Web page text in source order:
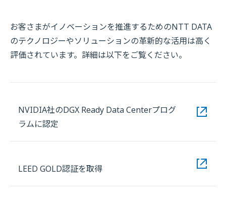
お客さまがイノベーションを推進するためのNTT DATA
のテクノロジーやソリューションの革新的な活用は高く
評価されています。詳細は以下をご覧ください。
NVIDIA社のDGX Ready Data Centerプログ
ラムに認定
LEED GOLD認証を取得